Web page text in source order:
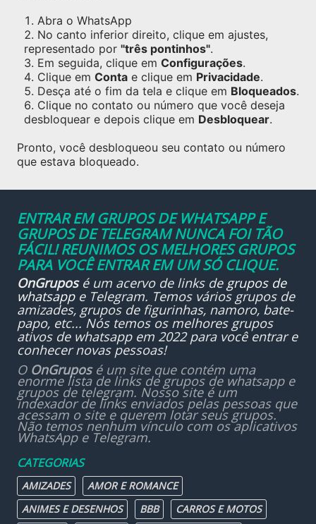
Abra o WhatsApp
No canto inferior direito, clique em ajustes,
representado por "três pontinhos".
Em seguida, clique em Configurações.
Clique em Conta e clique em Privacidade.
Desça até o fim da tela e clique em Bloqueados.
Clique no contato ou número que você deseja
desbloquear e depois clique em Desbloquear.
Pronto, você desbloqueou seu contato ou número
que estava bloqueado.
ENTRAR EM GRUPOS DE WHATSAPP E
GRUPOS DE TELEGRAM NUNCA FOI TÃO
FÁCIL! REUNIMOS OS MELHORES GRUPOS
PARA VOCÊ ENTRAR EM UM SÓ CLIQUE.
OnGruposé um acervo de links de grupos de
whatsappe Telegram. Temos vários grupos de
amizades, grupos de figurinhas, namoro, bate-
papo, etc... Nós temos os melhores grupos
ativos de whatsapp em 2022 para você entrar e
conhecer novas pessoas!
O OnGruposé um site que contém uma
enorme lista de links de grupos de whatsapp e
grupos de telegram. Nosso site é um
indexador de links enviados pelas pessoas que
acessam o site e querem lotar seus grupos.
Não temos nenhum vínculo com os aplicativos
WhatsApp e Telegram.
CATEGORIAS
AMIZADES
AMOR E ROMANCE
ANIMES E DESENHOS
BBB
CARROS E MOTOS